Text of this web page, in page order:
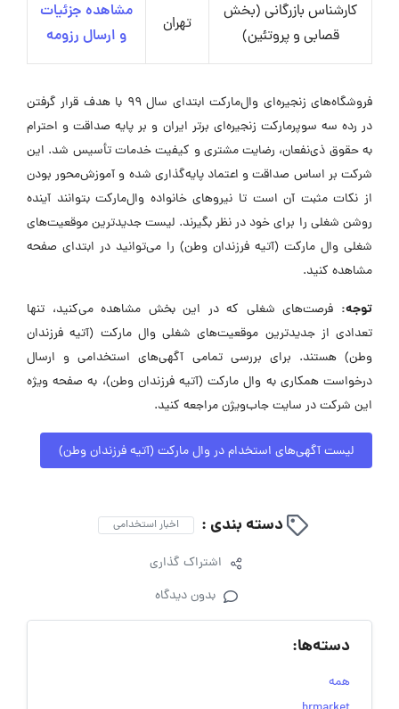
کارشناس بازرگانی (بخش
قصابی و پروتئین)
تهران
مشاهده جزئیات
و ارسال رزومه
فروشگاه‌های زنجیره‌ای وال‌مارکت ابتدای سال ۹۹ با هدف قرار گرفتن
در رده سه سوپرمارکت زنجیره‌ای برتر ایران و بر پایه صداقت و احترام
به حقوق ذی‌نفعان، رضایت مشتری و کیفیت خدمات تأسیس شد. این
شرکت بر اساس صداقت و اعتماد پایه‌گذاری شده و آموزش‌محور بودن
از نکات مثبت آن است تا نیروهای خانواده وال‌مارکت بتوانند آینده
روشن شغلی را برای خود در نظر بگیرند. لیست جدیدترین موقعیت‌های
شغلی وال مارکت (آتیه فرزندان وطن) را می‌توانید در ابتدای صفحه
مشاهده کنید.
توجه: فرصت‌های شغلی که در این بخش مشاهده می‌کنید، تنها
تعدادی از جدیدترین موقعیت‌های شغلی وال مارکت (آتیه فرزندان
وطن) هستند. برای بررسی تمامی آگهی‌های استخدامی و ارسال
درخواست همکاری به وال مارکت (آتیه فرزندان وطن)، به صفحه ویژه
این شرکت در سایت جاب‌ویژن مراجعه کنید.
لیست آگهی‌های استخدام در وال مارکت (آتیه فرزندان وطن)
دسته بندی : اخبار استخدامی
اشتراک گذاری
بدون دیدگاه
دسته‌ها:
همه